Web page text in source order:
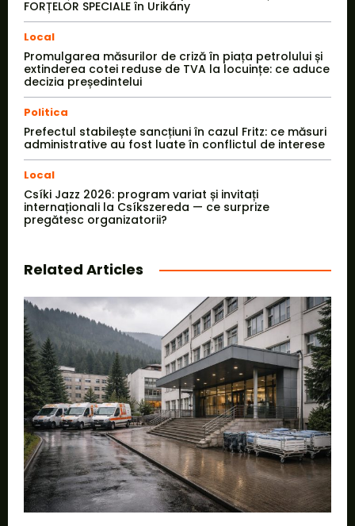
FORȚELOR SPECIALE în Urikány
Local
Promulgarea măsurilor de criză în piața petrolului și
extinderea cotei reduse de TVA la locuințe: ce aduce
decizia președintelui
Politica
Prefectul stabilește sancțiuni în cazul Fritz: ce măsuri
administrative au fost luate în conflictul de interese
Local
Csíki Jazz 2026: program variat și invitați
internaționali la Csíkszereda — ce surprize
pregătesc organizatorii?
Related Articles